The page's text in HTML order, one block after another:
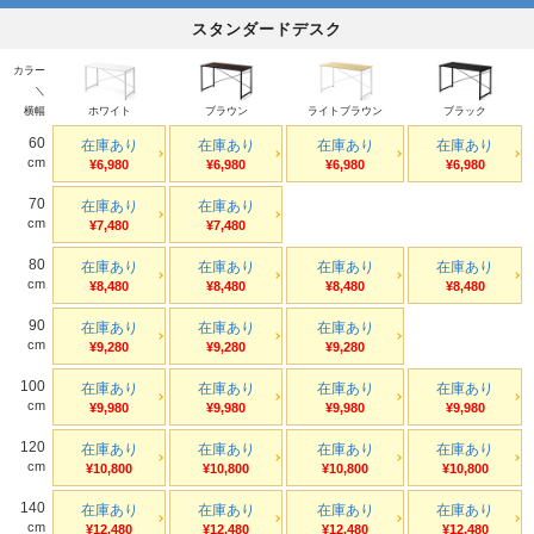
スタンダードデスク
カラー
＼
横幅
ホワイト ブラウン ライトブラウン ブラック
60
cm
在庫あり
¥6,980
在庫あり
¥6,980
在庫あり
¥6,980
在庫あり
¥6,980
70
cm
在庫あり
¥7,480
在庫あり
¥7,480
80
cm
在庫あり
¥8,480
在庫あり
¥8,480
在庫あり
¥8,480
在庫あり
¥8,480
90
cm
在庫あり
¥9,280
在庫あり
¥9,280
在庫あり
¥9,280
100
cm
在庫あり
¥9,980
在庫あり
¥9,980
在庫あり
¥9,980
在庫あり
¥9,980
120
cm
在庫あり
¥10,800
在庫あり
¥10,800
在庫あり
¥10,800
在庫あり
¥10,800
140
cm
在庫あり
¥12,480
在庫あり
¥12,480
在庫あり
¥12,480
在庫あり
¥12,480